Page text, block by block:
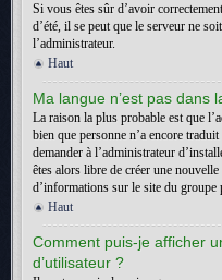
Si vous êtes sûr d’avoir
d’été, il se peut que le serveur ne
l’administrateur.
Haut
Ma langue n’est pas dans
La raison la plus probable est que
bien que personne n’a encore
demander à l’administrateur
êtes alors libre de créer une
d’informations sur le site du
Haut
Comment puis-je afficher
d’utilisateur ?